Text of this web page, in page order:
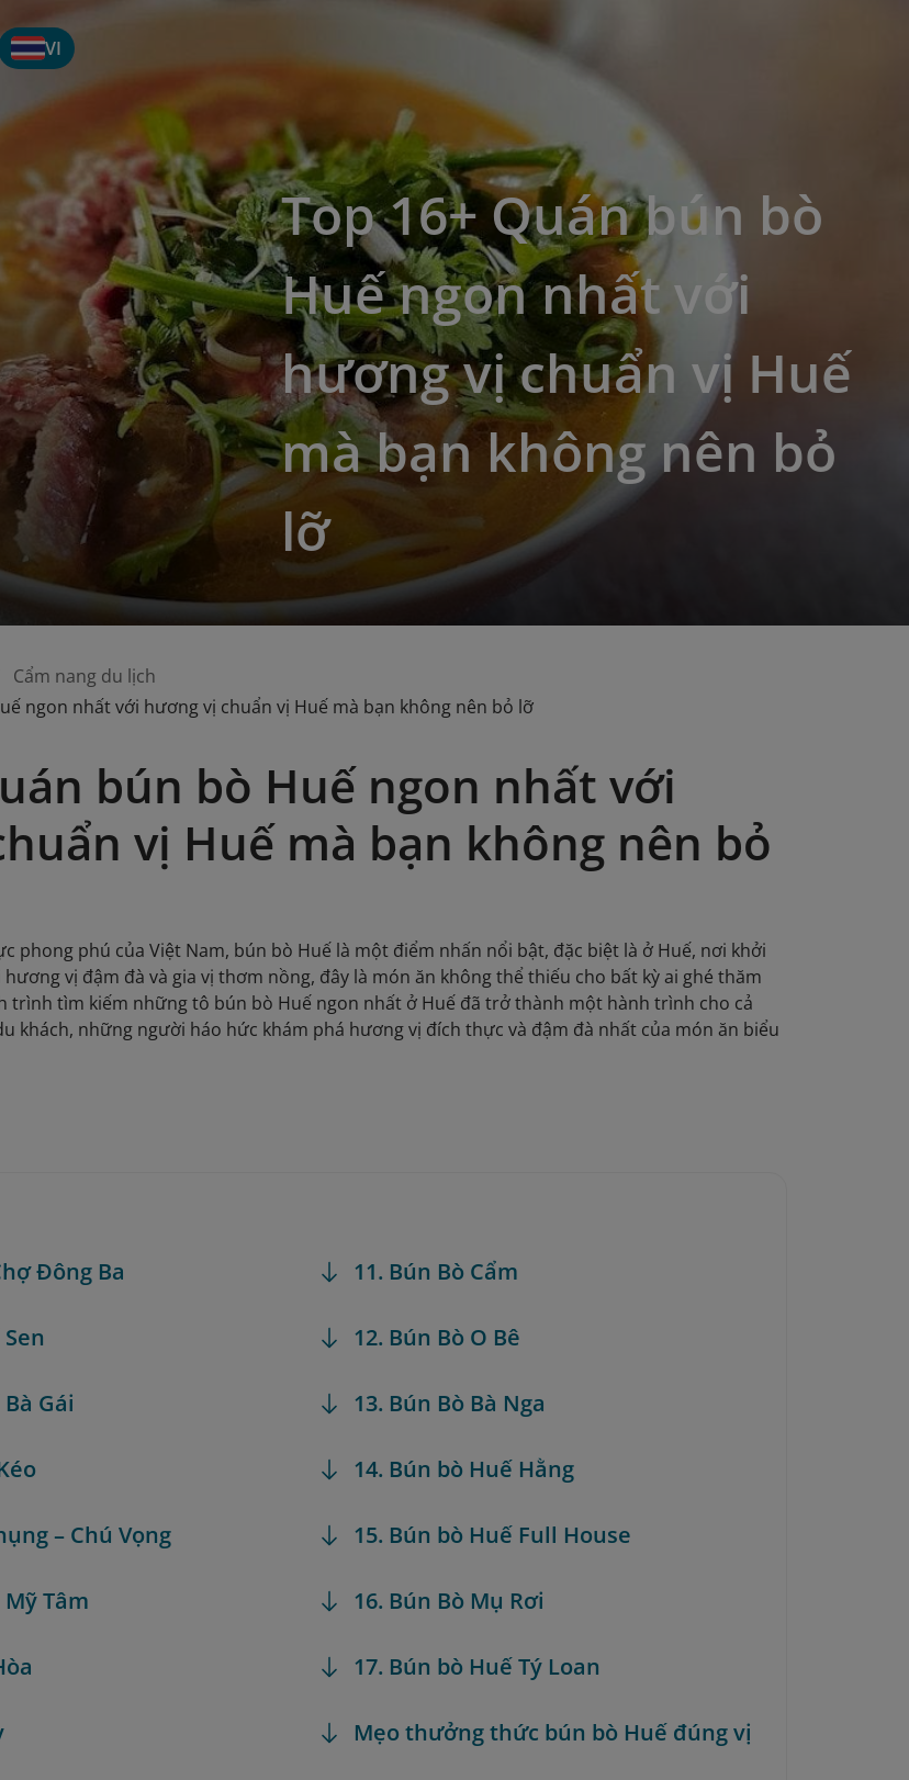
VI
Top 16+ Quán bún bò
Huế ngon nhất với
hương vị chuẩn vị Huế
mà bạn không nên bỏ
lỡ
Cẩm nang du lịch
ngon nhất với hương vị chuẩn vị Huế mà bạn không nên bỏ lỡ
bún bò Huế ngon nhất với
vị Huế mà bạn không nên bỏ
phong phú của Việt Nam, bún bò Huế là một điểm nhấn nổi bật, đặc biệt là ở Huế, nơi khởi
vị đậm đà và gia vị thơm nồng, đây là món ăn không thể thiếu cho bất kỳ ai ghé thăm
trình tìm kiếm những tô bún bò Huế ngon nhất ở Huế đã trở thành một hành trình cho cả
khách, những người háo hức khám phá hương vị đích thực và đậm đà nhất của món ăn biểu
Đông Ba
Gái
– Chú Vọng
Tâm
11. Bún Bò Cẩm
12. Bún Bò O Bê
13. Bún Bò Bà Nga
14. Bún bò Huế Hằng
15. Bún bò Huế Full House
16. Bún Bò Mụ Rơi
17. Bún bò Huế Tý Loan
Mẹo thưởng thức bún bò Huế đúng vị